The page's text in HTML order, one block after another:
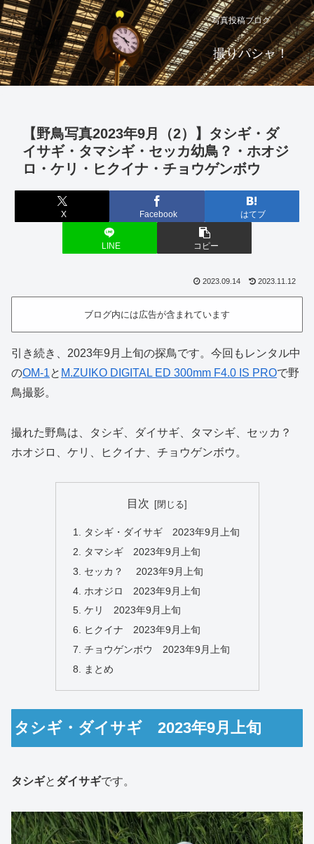
写真投稿ブログ
撮りパシャ！
【野鳥写真2023年9月（2）】タシギ・ダ
イサギ・タマシギ・セッカ幼鳥？・ホオジ
ロ・ケリ・ヒクイナ・チョウゲンボウ
X Facebook はてブ
LINE コピー
2023.09.14 2023.11.12
ブログ内には広告が含まれています
引き続き、2023年9月上旬の探鳥です。今回もレンタル中
のOM-1と M.ZUIKO DIGITAL ED 300mm F4.0 IS PROで野
鳥撮影。
撮れた野鳥は、タシギ、ダイサギ、タマシギ、セッカ？
ホオジロ、ケリ、ヒクイナ、チョウゲンボウ。
目次
タシギ・ダイサギ 2023年9月上旬
タマシギ 2023年9月上旬
セッカ？ 2023年9月上旬
ホオジロ 2023年9月上旬
ケリ 2023年9月上旬
ヒクイナ 2023年9月上旬
チョウゲンボウ 2023年9月上旬
まとめ
タシギ・ダイサギ 2023年9月上旬
タシギと ダイサギです。